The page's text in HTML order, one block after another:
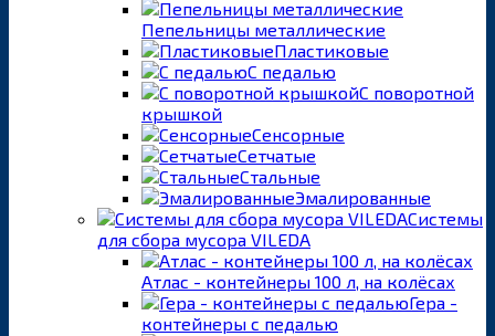
Пепельницы металлические
Пластиковые
С педалью
С поворотной
крышкой
Сенсорные
Сетчатые
Стальные
Эмалированные
Системы
для сбора мусора VILEDA
Атлас - контейнеры 100 л, на колёсах
Гера -
контейнеры с педалью